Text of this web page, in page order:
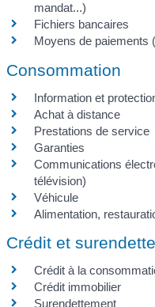
mandat...)
Fichiers bancaires
Moyens de paiements
Consommation
Information et
Achat à distance
Prestations de service
Garanties
Communications
télévision)
Véhicule
Alimentation,
Crédit et
Crédit à la
Crédit immobilier
Surendettement